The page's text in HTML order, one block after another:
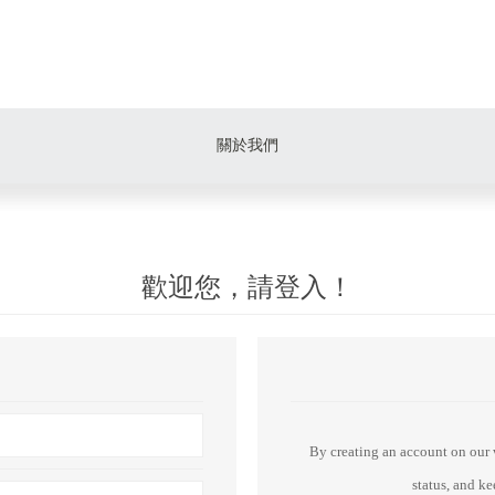
關於我們
歡迎您，請登入！
By creating an account on our
status, and